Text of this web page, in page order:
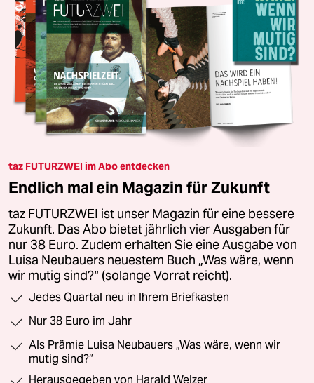
taz FUTURZWEI im Abo entdecken
Endlich mal ein Magazin für Zukunft
taz FUTURZWEI ist unser Magazin für eine bessere
Zukunft. Das Abo bietet jährlich vier Ausgaben für
nur 38 Euro. Zudem erhalten Sie eine Ausgabe von
Luisa Neubauers neuestem Buch „Was wäre, wenn
wir mutig sind?“ (solange Vorrat reicht).
Jedes Quartal neu in Ihrem Briefkasten
Nur 38 Euro im Jahr
Als Prämie Luisa Neubauers „Was wäre, wenn wir
mutig sind?“
Herausgegeben von Harald Welzer